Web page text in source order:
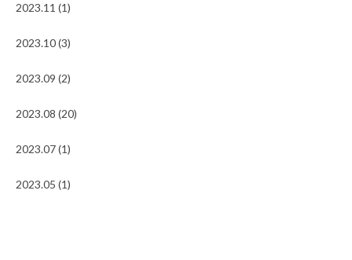
2023.11 (1)
2023.10 (3)
2023.09 (2)
2023.08 (20)
2023.07 (1)
2023.05 (1)